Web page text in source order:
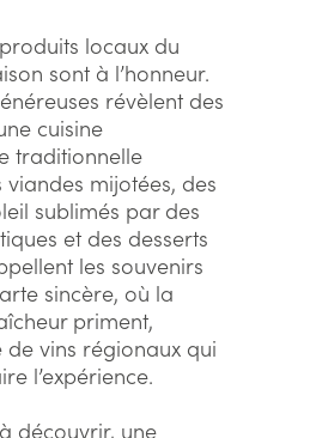
locaux du
sont à l’honneur.
révèlent des
cuisine
traditionnelle
mijotées, des
sublimés par des
et des desserts
les souvenirs
sincère, où la
priment,
vins régionaux qui
l’expérience.
découvrir, une